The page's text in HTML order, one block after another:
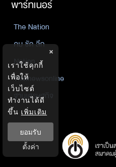
พาร์ทเนอร์
The Nation
คม ชัด ลึก
Nation
Thainewsonline
ฐานเศรษฐกิจ
×
เราใช้คุกกี้
เพื่อให้
เว็บไซต์
ทำงานได้ดี
ขึ้น เพิ่มเติม
ยอมรับ
ตั้งค่า